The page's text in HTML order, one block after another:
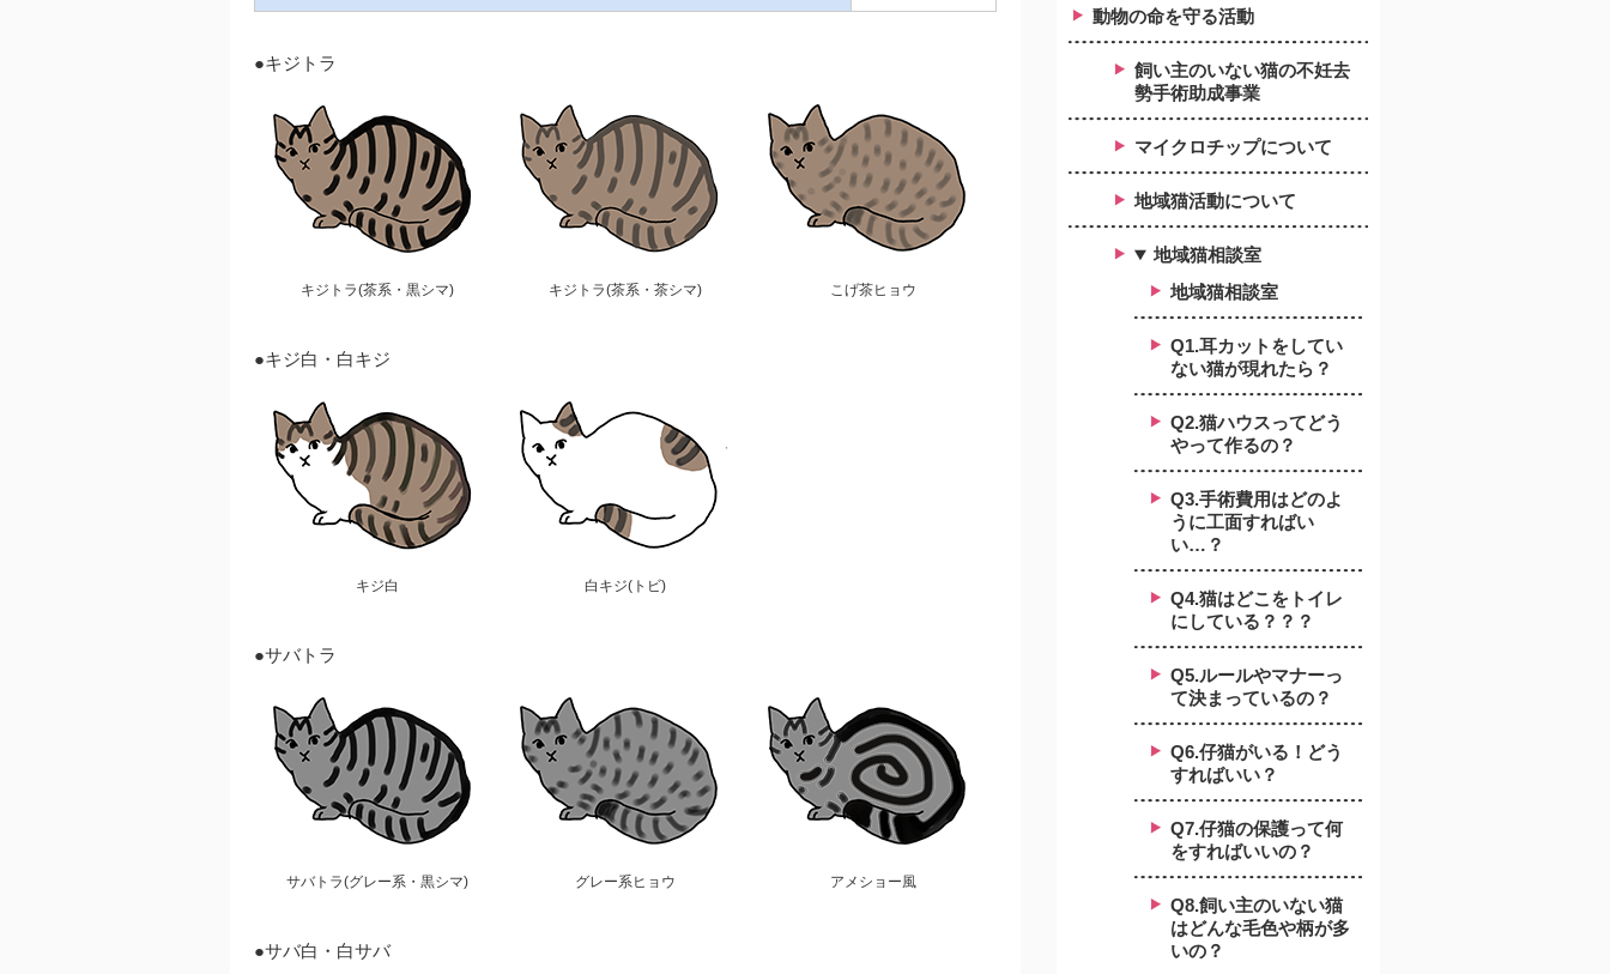
●キジトラ
キジトラ(茶系・黒シマ) キジトラ(茶系・茶シマ) こげ茶ヒョウ
●キジ白・白キジ
キジ白 白キジ(トビ)
●サバトラ
サバトラ(グレー系・黒シマ) グレー系ヒョウ アメショー風
●サバ白・白サバ
動物の命を守る活動
飼い主のいない猫の不妊去
勢手術助成事業
マイクロチップについて
地域猫活動について
地域猫相談室
地域猫相談室
Q1.耳カットをしてい
ない猫が現れたら？
Q2.猫ハウスってどう
やって作るの？
Q3.手術費用はどのよ
うに工面すればい
い…？
Q4.猫はどこをトイレ
にしている？？？
Q5.ルールやマナーっ
て決まっているの？
Q6.仔猫がいる！どう
すればいい？
Q7.仔猫の保護って何
をすればいいの？
Q8.飼い主のいない猫
はどんな毛色や柄が多
いの？